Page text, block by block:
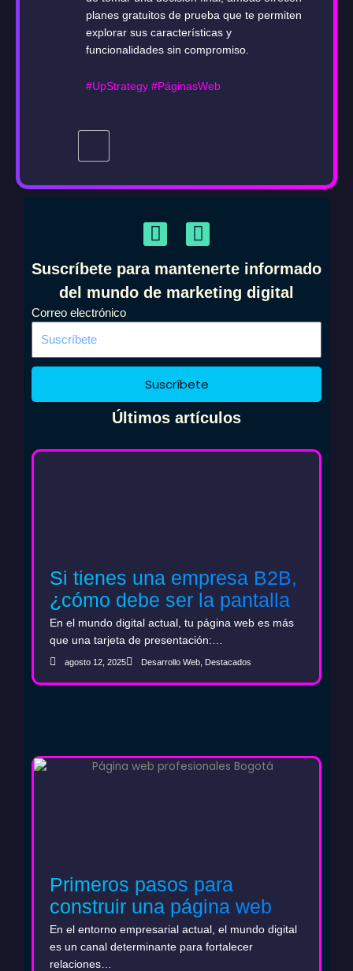
planes gratuitos de prueba que te permiten
explorar sus características y
funcionalidades sin compromiso.
#UpStrategy #PáginasWeb
F
a
c
e
o
k
I
n
s
t
g
a
m
Suscríbete para mantenerte informado
del mundo de marketing digital
Correo electrónico
Suscríbete
Últimos artículos
Si tienes una empresa B2B,
¿cómo debe ser la pantalla
de inicio de tu web?
En el mundo digital actual, tu página web es más
que una tarjeta de presentación:…
agosto 12, 2025 Desarrollo Web Destacados
Primeros pasos para
construir una página web
B2B que fortalezca el ciclo
de ventas
En el entorno empresarial actual, el mundo digital
es un canal determinante para fortalecer
relaciones…